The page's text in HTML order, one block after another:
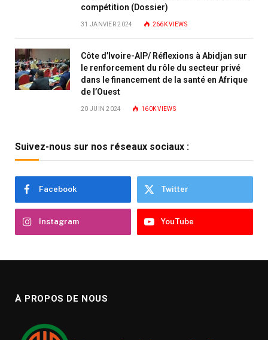
compétition (Dossier)
31 JANVIER 2024 266KVIEWS
Côte d’Ivoire-AIP/ Réflexions à Abidjan sur
le renforcement du rôle du secteur privé
dans le financement de la santé en Afrique
de l’Ouest
20 JUIN 2024 160KVIEWS
Suivez-nous sur nos réseaux sociaux :
Facebook Twitter
Instagram YouTube
À PROPOS DE NOUS